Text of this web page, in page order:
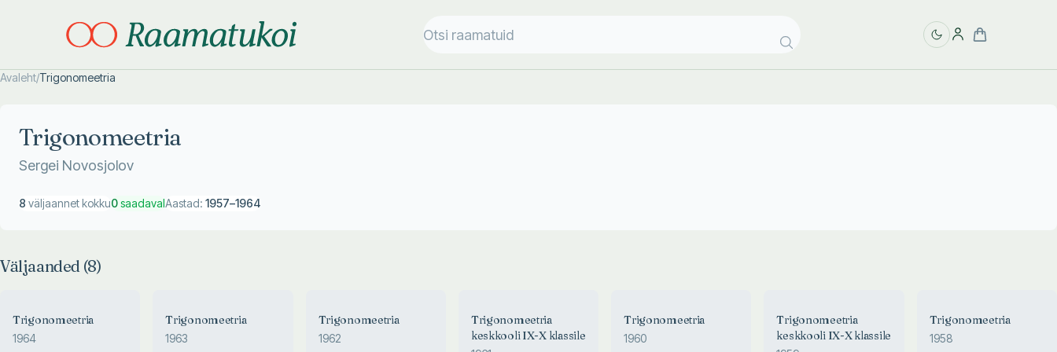
Avaleht/Trigonomeetria
Trigonomeetria
Sergei Novosjolov
8 väljaannet kokku0saadavalAastad: 1957–1964
Väljaanded (8)
Trigonomeetria
1964
Trigonomeetria
1963
Trigonomeetria
1962
Trigonomeetria
keskkooli IX-X klassile
Trigonomeetria
1960
Trigonomeetria
keskkooli IX-X klassile
Trigonomeetria
1958